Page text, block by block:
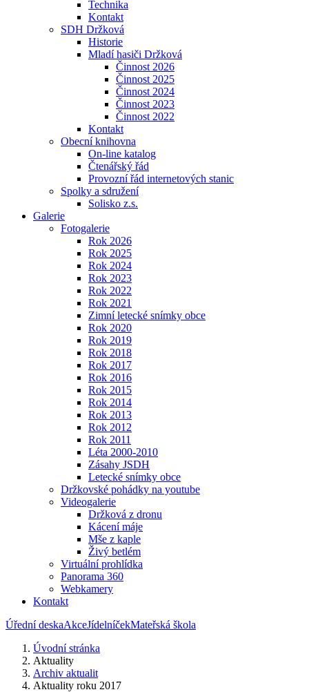
Technika
Kontakt
SDH Držková
Historie
Mladí hasiči Držková
Činnost 2026
Činnost 2025
Činnost 2024
Činnost 2023
Činnost 2022
Kontakt
Obecní knihovna
On-line katalog
Čtenářský řád
Provozní řád internetových stanic
Spolky a sdružení
Solisko z.s.
Galerie
Fotogalerie
Rok 2026
Rok 2025
Rok 2024
Rok 2023
Rok 2022
Rok 2021
Zimní letecké snímky obce
Rok 2020
Rok 2019
Rok 2018
Rok 2017
Rok 2016
Rok 2015
Rok 2014
Rok 2013
Rok 2012
Rok 2011
Léta 2000-2010
Zásahy JSDH
Letecké snímky obce
Držkovské pohádky na youtube
Videogalerie
Držková z dronu
Kácení máje
Mše z kaple
Živý betlém
Virtuální prohlídka
Panorama 360
Webkamery
Kontakt
Úřední deskaAkceJídelníčekMateřská škola
Úvodní stránka
Aktuality
Archiv aktualit
Aktuality roku 2017